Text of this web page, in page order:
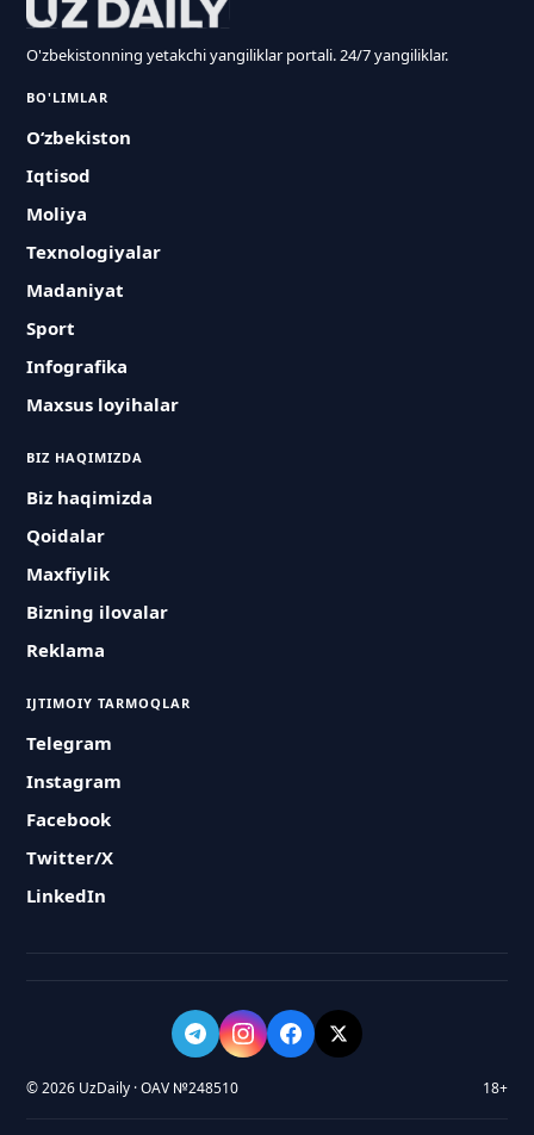
O'zbekistonning yetakchi yangiliklar portali. 24/7 yangiliklar.
BO'LIMLAR
O‘zbekiston
Iqtisod
Moliya
Texnologiyalar
Madaniyat
Sport
Infografika
Maxsus loyihalar
BIZ HAQIMIZDA
Biz haqimizda
Qoidalar
Maxfiylik
Bizning ilovalar
Reklama
IJTIMOIY TARMOQLAR
Telegram
Instagram
Facebook
Twitter/X
LinkedIn
© 2026 UzDaily · OAV №248510 18+